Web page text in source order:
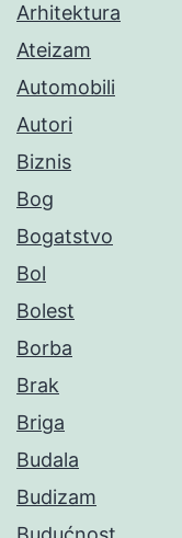
Arhitektura
Ateizam
Automobili
Autori
Biznis
Bog
Bogatstvo
Bol
Bolest
Borba
Brak
Briga
Budala
Budizam